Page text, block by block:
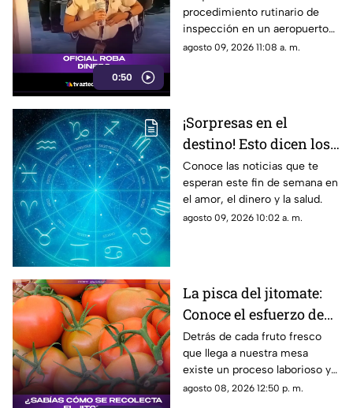
0:50
un pasajero en pleno
filtro de seguridad
procedimiento rutinario de
inspección en un aeropuerto
internacional dio un giro
agosto 09, 2026 11:08 a. m.
¡Sorpresas en el
destino! Esto dicen los
astros para ti este
domingo
Conoce las noticias que te
esperan este fin de semana en
el amor, el dinero y la salud.
agosto 09, 2026 10:02 a. m.
La pisca del jitomate:
Conoce el esfuerzo de
los jornaleros y el
cuidado en el campo
Detrás de cada fruto fresco
que llega a nuestra mesa
existe un proceso laborioso y
tradicional conocido como la
agosto 08, 2026 12:50 p. m.